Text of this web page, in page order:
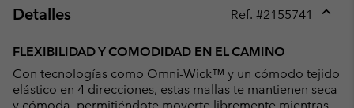
Detalles Ref. #2155741
FLEXIBILIDAD Y COMODIDAD EN EL CAMINO
Con tecnologías como Omni-Wick™ y un cómodo tejido
elástico en 4 direcciones, estas mallas te mantienen seca
y cómoda, permitiéndote moverte libremente mientras